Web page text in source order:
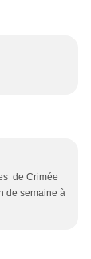
de Crimée
de semaine à